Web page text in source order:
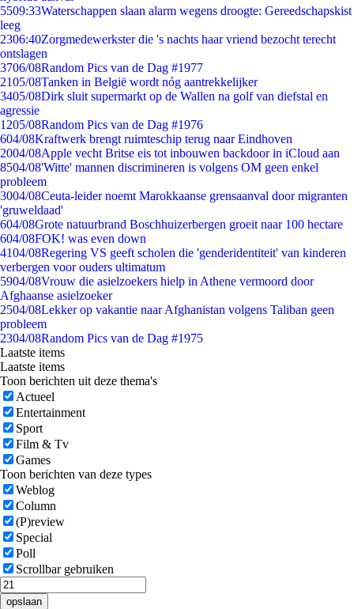
5509:33Waterschappen slaan alarm wegens droogte: Gereedschapskist
leeg
2306:40Zorgmedewerkster die 's nachts haar vriend bezocht terecht
ontslagen
3706/08Random Pics van de Dag #1977
2105/08Tanken in België wordt nóg aantrekkelijker
3405/08Dirk sluit supermarkt op de Wallen na golf van diefstal en
agressie
1205/08Random Pics van de Dag #1976
604/08Kraftwerk brengt ruimteschip terug naar Eindhoven
2004/08Apple vecht Britse eis tot inbouwen backdoor in iCloud aan
8504/08'Witte' mannen discrimineren is volgens OM geen enkel
probleem
3004/08Ceuta-leider noemt Marokkaanse grensaanval door migranten
'gruweldaad'
604/08Grote natuurbrand Boschhuizerbergen groeit naar 100 hectare
604/08FOK! was even down
4104/08Regering VS geeft scholen die 'genderidentiteit' van kinderen
verbergen voor ouders ultimatum
5904/08Vrouw die asielzoekers hielp in Athene vermoord door
Afghaanse asielzoeker
2504/08Lekker op vakantie naar Afghanistan volgens Taliban geen
probleem
2304/08Random Pics van de Dag #1975
Laatste items
Laatste items
Toon berichten uit deze thema's
Actueel
Entertainment
Sport
Film & Tv
Games
Toon berichten van deze types
Weblog
Column
(P)review
Special
Poll
Scrollbar gebruiken
opslaan